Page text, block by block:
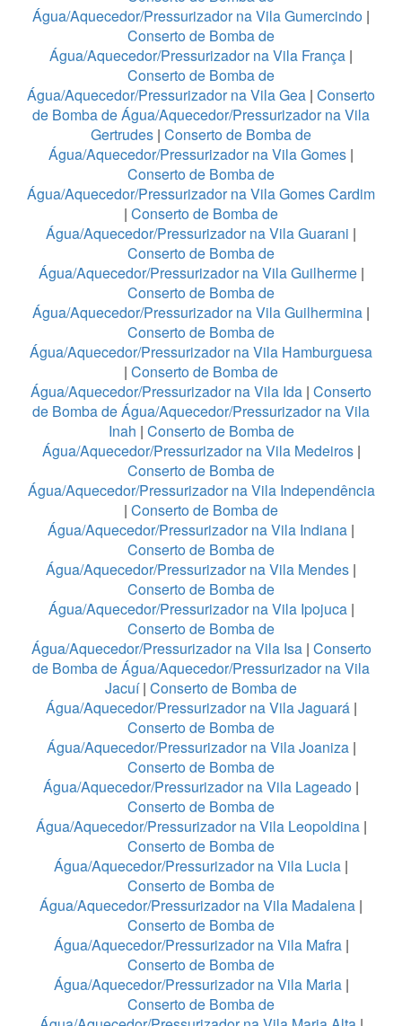
Água/Aquecedor/Pressurizador na Vila Gumercindo |
Conserto de Bomba de
Água/Aquecedor/Pressurizador na Vila França |
Conserto de Bomba de
Água/Aquecedor/Pressurizador na Vila Gea | Conserto
de Bomba de Água/Aquecedor/Pressurizador na Vila
Gertrudes | Conserto de Bomba de
Água/Aquecedor/Pressurizador na Vila Gomes |
Conserto de Bomba de
Água/Aquecedor/Pressurizador na Vila Gomes Cardim
| Conserto de Bomba de
Água/Aquecedor/Pressurizador na Vila Guarani |
Conserto de Bomba de
Água/Aquecedor/Pressurizador na Vila Guilherme|
Conserto de Bomba de
Água/Aquecedor/Pressurizador na Vila Guilhermina |
Conserto de Bomba de
Água/Aquecedor/Pressurizador na Vila Hamburguesa
| Conserto de Bomba de
Água/Aquecedor/Pressurizador na Vila Ida | Conserto
de Bomba de Água/Aquecedor/Pressurizador na Vila
Inah | Conserto de Bomba de
Água/Aquecedor/Pressurizador na Vila Medeiros|
Conserto de Bomba de
Água/Aquecedor/Pressurizador na Vila Independência
| Conserto de Bomba de
Água/Aquecedor/Pressurizador na Vila Indiana |
Conserto de Bomba de
Água/Aquecedor/Pressurizador na Vila Mendes |
Conserto de Bomba de
Água/Aquecedor/Pressurizador na Vila Ipojuca|
Conserto de Bomba de
Água/Aquecedor/Pressurizador na Vila Isa| Conserto
de Bomba de Água/Aquecedor/Pressurizador na Vila
Jacuí| Conserto de Bomba de
Água/Aquecedor/Pressurizador na Vila Jaguará|
Conserto de Bomba de
Água/Aquecedor/Pressurizador na Vila Joaniza|
Conserto de Bomba de
Água/Aquecedor/Pressurizador na Vila Lageado |
Conserto de Bomba de
Água/Aquecedor/Pressurizador na Vila Leopoldina|
Conserto de Bomba de
Água/Aquecedor/Pressurizador na Vila Lucia |
Conserto de Bomba de
Água/Aquecedor/Pressurizador na Vila Madalena |
Conserto de Bomba de
Água/Aquecedor/Pressurizador na Vila Mafra |
Conserto de Bomba de
Água/Aquecedor/Pressurizador na Vila Maria|
Conserto de Bomba de